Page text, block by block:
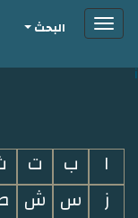
i
Toggleالبحث
ا ب ت
ز
س ش